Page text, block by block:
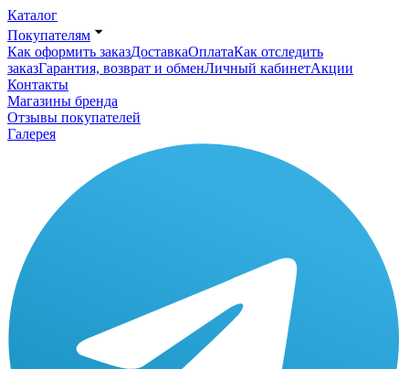
Каталог
Покупателям
Как оформить заказДоставкаОплатаКак отследить
заказГарантия, возврат и обменЛичный кабинетАкции
Контакты
Магазины бренда
Отзывы покупателей
Галерея